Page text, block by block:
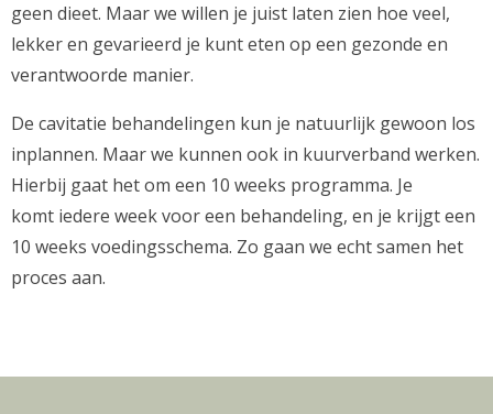
geen dieet. Maar we willen je juist laten zien hoe veel,
lekker en gevarieerd je kunt eten op een gezonde en
verantwoorde manier.
De cavitatie behandelingen kun je natuurlijk gewoon los
inplannen. Maar we kunnen ook in kuurverband werken.
Hierbij gaat het om een 10 weeks programma. Je
komt iedere week voor een behandeling, en je krijgt een
10 weeks voedingsschema. Zo gaan we echt samen het
proces aan.